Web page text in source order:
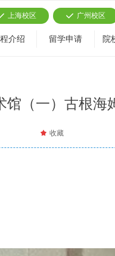
介绍 留学申请 院
끳 广州校区
上海校区
馆（一）古根海
끄 收藏